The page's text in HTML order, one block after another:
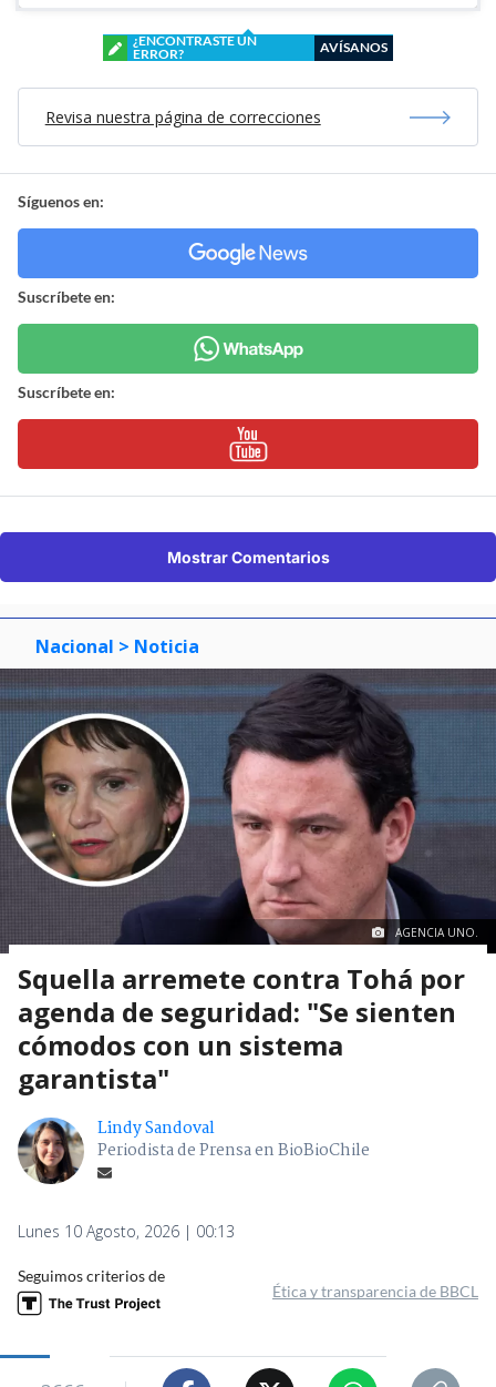
¿ENCONTRASTE UN
ERROR?
AVÍSANOS
Revisa nuestra página de correcciones
Síguenos en:
Suscríbete en:
Suscríbete en:
Mostrar Comentarios
Nacional > Noticia
AGENCIA UNO.
Squella arremete contra Tohá por
agenda de seguridad: "Se sienten
cómodos con un sistema
garantista"
Lindy Sandoval
Periodista de Prensa en BioBioChile
Lunes 10 Agosto, 2026 | 00:13
Seguimos criterios de
Ética y transparencia de BBCL